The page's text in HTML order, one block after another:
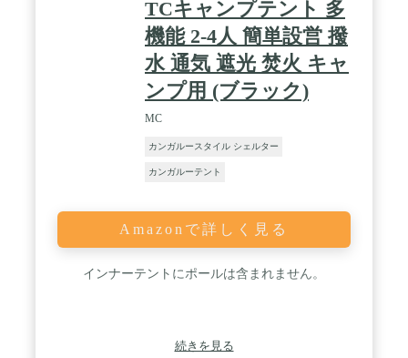
TCキャンプテント 多
機能 2-4人 簡単設営 撥
水 通気 遮光 焚火 キャ
ンプ用 (ブラック)
MC
カンガルースタイル シェルター
カンガルーテント
Amazonで詳しく見る
インナーテントにポールは含まれません。
続きを見る